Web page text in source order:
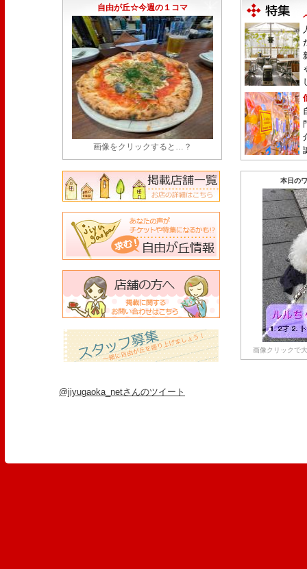
永久パス配布も！
自由が丘☆今週の１コマ
画像をクリックすると…？
本日の
画像クリックで
@jiyugaoka_netさんのツイート